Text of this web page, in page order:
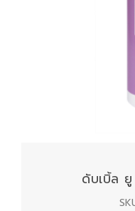
ดับเบิ้ล